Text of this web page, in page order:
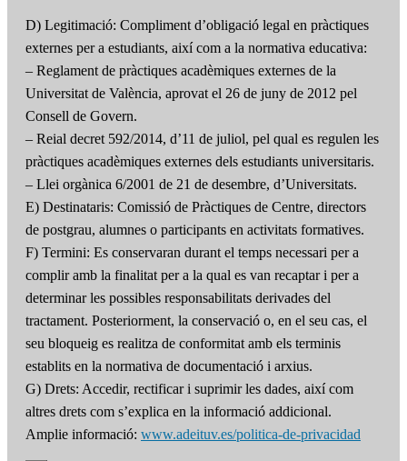
D) Legitimació: Compliment d’obligació legal en pràctiques
externes per a estudiants, així com a la normativa educativa:
– Reglament de pràctiques acadèmiques externes de la
Universitat de València, aprovat el 26 de juny de 2012 pel
Consell de Govern.
– Reial decret 592/2014, d’11 de juliol, pel qual es regulen les
pràctiques acadèmiques externes dels estudiants universitaris.
– Llei orgànica 6/2001 de 21 de desembre, d’Universitats.
E) Destinataris: Comissió de Pràctiques de Centre, directors
de postgrau, alumnes o participants en activitats formatives.
F) Termini: Es conservaran durant el temps necessari per a
complir amb la finalitat per a la qual es van recaptar i per a
determinar les possibles responsabilitats derivades del
tractament. Posteriorment, la conservació o, en el seu cas, el
seu bloqueig es realitza de conformitat amb els terminis
establits en la normativa de documentació i arxius.
G) Drets: Accedir, rectificar i suprimir les dades, així com
altres drets com s’explica en la informació addicional.
Amplie informació: www.adeituv.es/politica-de-privacidad